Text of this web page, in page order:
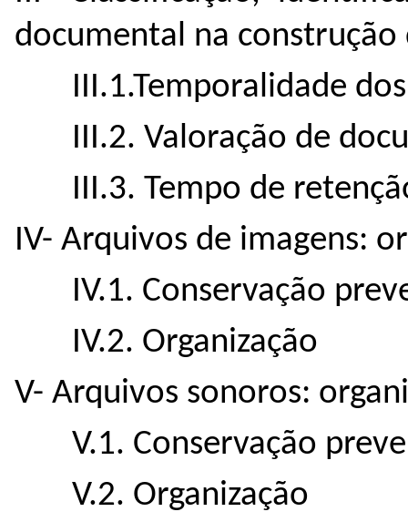
documental na construção
III.1.Temporalidade dos
III.2. Valoração de
III.3. Tempo de
IV- Arquivos de imagens:
IV.1. Conservação
IV.2. Organização
V- Arquivos sonoros:
V.1. Conservação
V.2. Organização